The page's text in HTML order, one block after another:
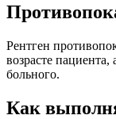
Рентген
возрасте
больного.
Как